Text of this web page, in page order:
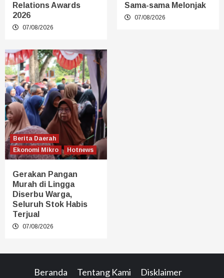
Relations Awards
2026
07/08/2026
Sama-sama Melonjak
07/08/2026
Berita Daerah
Ekonomi Mikro
Hotnews
Gerakan Pangan
Murah di Lingga
Diserbu Warga,
Seluruh Stok Habis
Terjual
07/08/2026
Beranda Tentang Kami Disklaimer